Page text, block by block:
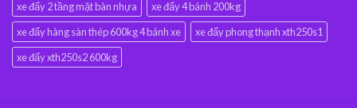
xe đẩy 2 tầng mặt bàn nhựa
xe đẩy 4 bánh 200kg
xe đẩy hàng sàn thép 600kg 4 bánh xe
xe đẩy phong thạnh xth250s1
xe đẩy xth250s2 600kg